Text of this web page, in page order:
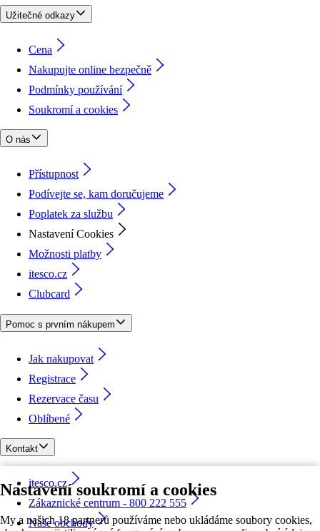
Nastavení soukromí a cookies
My a našich 18 partnerů používáme nebo ukládáme soubory cookies,
Užitečné odkazy
Cena
Nakupujte online bezpečně
Podmínky používání
Soukromí a cookies
O nás
Přístupnost
Podívejte se, kam doručujeme
Poplatek za službu
Nastavení Cookies
Možnosti platby
itesco.cz
Clubcard
Pomoc s prvním nákupem
Jak nakupovat
Registrace
Rezervace času
Oblíbené
Kontakt
itesco.cz
Zákaznické centrum - 800 222 555
Naše obchody